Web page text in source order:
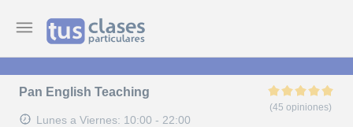
(45 opiniones)
Pan English Teaching
Lunes a Viernes: 10:00 - 22:00